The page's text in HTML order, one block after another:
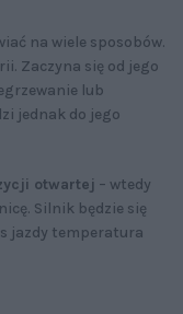
na wiele sposobów.
Zaczyna się od jego
lub
jednak do jego
otwartej – wtedy
Silnik będzie się
jazdy temperatura